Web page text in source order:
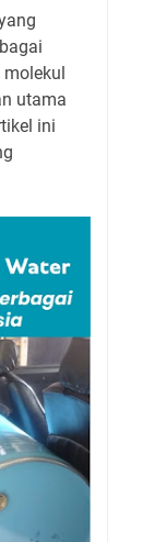
utama
ini